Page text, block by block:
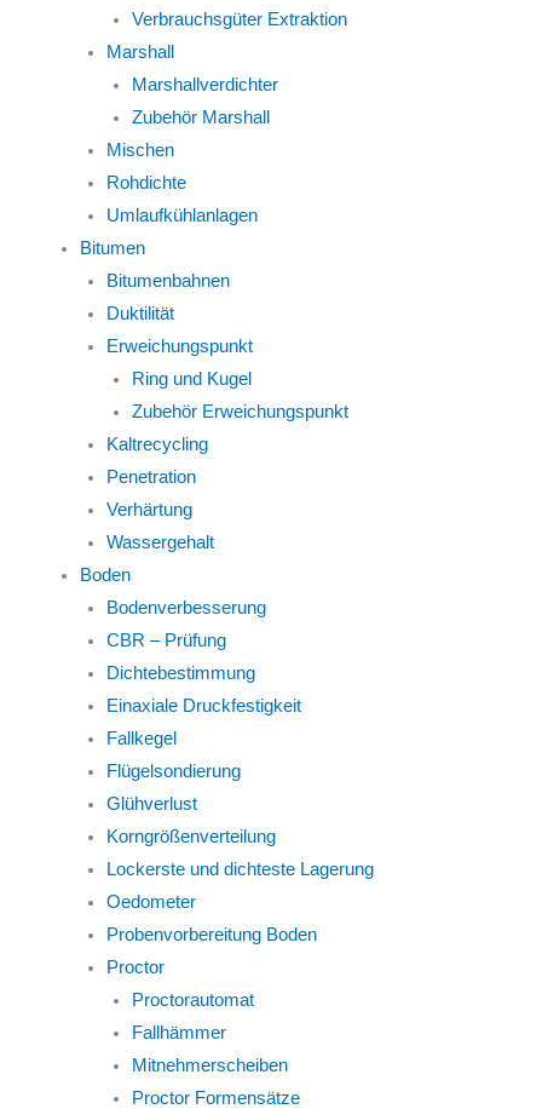
Verbrauchsgüter Extraktion
Marshall
Marshallverdichter
Zubehör Marshall
Mischen
Rohdichte
Umlaufkühlanlagen
Bitumen
Bitumenbahnen
Duktilität
Erweichungspunkt
Ring und Kugel
Zubehör Erweichungspunkt
Kaltrecycling
Penetration
Verhärtung
Wassergehalt
Boden
Bodenverbesserung
CBR – Prüfung
Dichtebestimmung
Einaxiale Druckfestigkeit
Fallkegel
Flügelsondierung
Glühverlust
Korngrößenverteilung
Lockerste und dichteste Lagerung
Oedometer
Probenvorbereitung Boden
Proctor
Proctorautomat
Fallhämmer
Mitnehmerscheiben
Proctor Formensätze